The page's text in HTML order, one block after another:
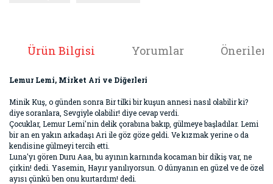
Ürün Bilgisi Yorumlar
Lemur Lemi, Mirket Ari ve Diğerleri
Minik Kuş, o günden sonra Bir tilki bir kuşun annesi nasıl olabilir ki?
diye soranlara, Sevgiyle olabilir! diye cevap verdi.
Çocuklar, Lemur Lemi'nin delik çorabına bakıp, gülmeye başladılar. Lemi
bir an en yakın arkadaşı Ari ile göz göze geldi. Ve kızmak yerine o da
kendisine gülmeyi tercih etti.
Luna'yı gören Duru Aaa, bu ayının karnında kocaman bir dikiş var, ne
çirkin! dedi. Yasemin, Hayır yanılıyorsun. O dünyanın en güzel ve de özel
ayısı çünkü ben onu kurtardım! dedi.